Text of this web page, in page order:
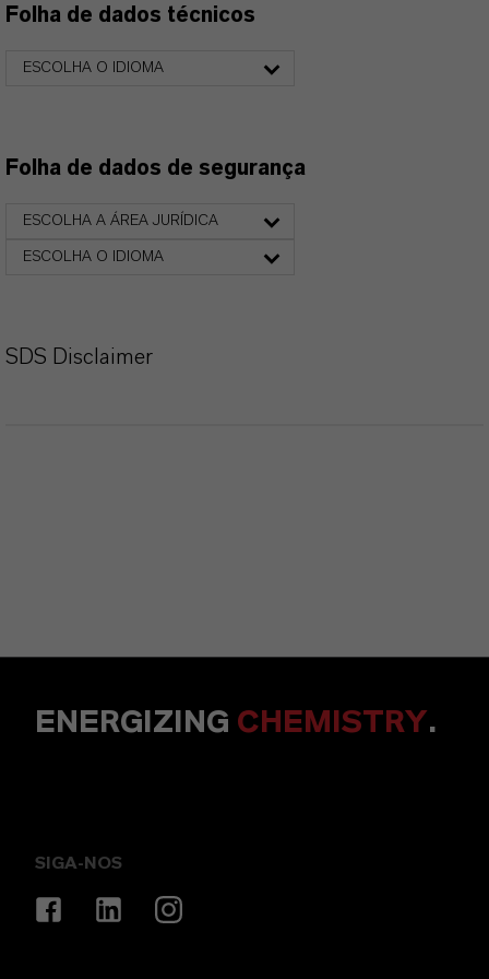
Folha de dados técnicos
ESCOLHA O IDIOMA
Folha de dados de segurança
ESCOLHA A ÁREA JURÍDICA
ESCOLHA O IDIOMA
SDS Disclaimer
ENERGIZING CHEMISTRY.
SIGA-NOS